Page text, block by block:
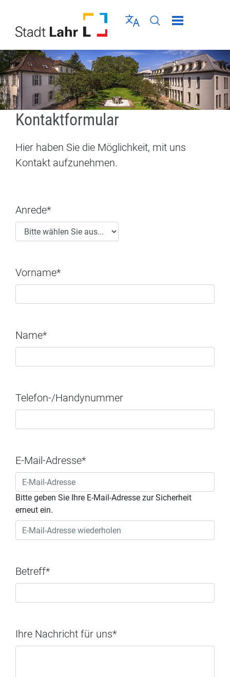
Sprache wählen
Seiten-Suche
Menü schließen
Kontaktformular
Hier haben Sie die Möglichkeit, mit uns
Kontakt aufzunehmen.
Betreff
Anrede*
Vorname*
Name*
Telefon-/Handynummer
E-Mail-Adresse*
Bitte geben Sie Ihre E-Mail-Adresse zur Sicherheit
erneut ein.
Betreff*
Ihre Nachricht für uns*